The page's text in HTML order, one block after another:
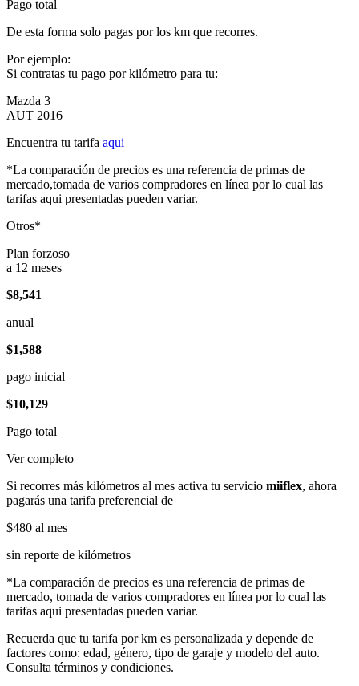
Pago total
De esta forma solo pagas por los km que recorres.
Por ejemplo:
Si contratas tu pago por kilómetro para tu:
Mazda 3
AUT 2016
Encuentra tu tarifa aqui
*La comparación de precios es una referencia de primas de
mercado,tomada de varios compradores en línea por lo cual las
tarifas aqui presentadas pueden variar.
Otros*
Plan forzoso
a 12 meses
$8,541
anual
$1,588
pago inicial
$10,129
Pago total
Ver completo
Si recorres más kilómetros al mes activa tu servicio miiflex, ahora
pagarás una tarifa preferencial de
$480 al mes
sin reporte de kilómetros
*La comparación de precios es una referencia de primas de
mercado, tomada de varios compradores en línea por lo cual las
tarifas aqui presentadas pueden variar.
Recuerda que tu tarifa por km es personalizada y depende de
factores como: edad, género, tipo de garaje y modelo del auto.
Consulta términos y condiciones.